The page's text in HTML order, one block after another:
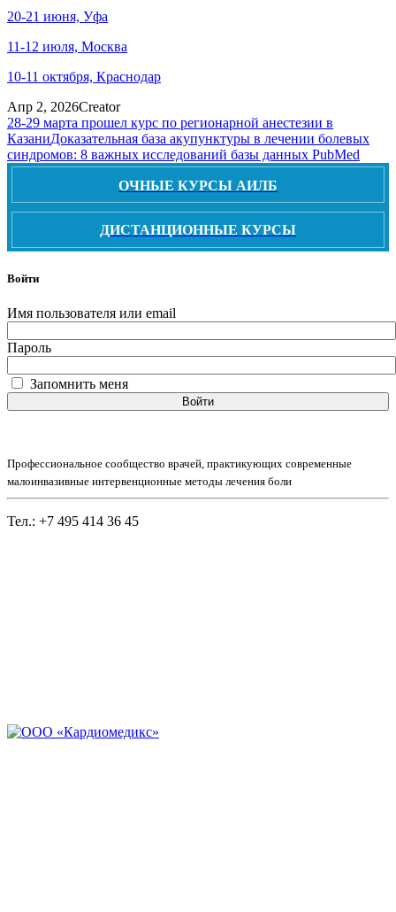
20-21 июня, Уфа
11-12 июля, Москва
10-11 октября, Краснодар
Апр 2, 2026Creator
28-29 марта прошел курс по регионарной анестезии в
КазаниДоказательная база акупунктуры в лечении болевых
синдромов: 8 важных исследований базы данных PubMed
ОЧНЫЕ КУРСЫ АИЛБ
ДИСТАНЦИОННЫЕ КУРСЫ
Войти
Имя пользователя или email
Пароль
Запомнить меня
Войти
Профессиональное сообщество врачей, практикующих современные
малоинвазивные интервенционные методы лечения боли
Тел.: +7 495 414 36 45